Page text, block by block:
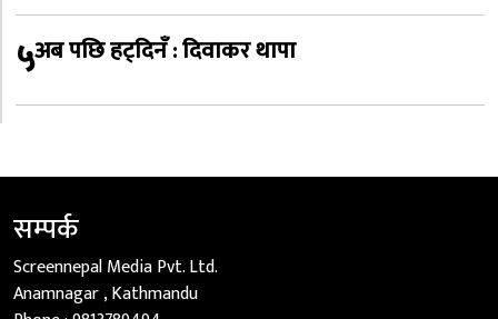
५अब पछि हट्दिनँ : दिवाकर थापा
सम्पर्क
Screennepal Media Pvt. Ltd.
Anamnagar , Kathmandu